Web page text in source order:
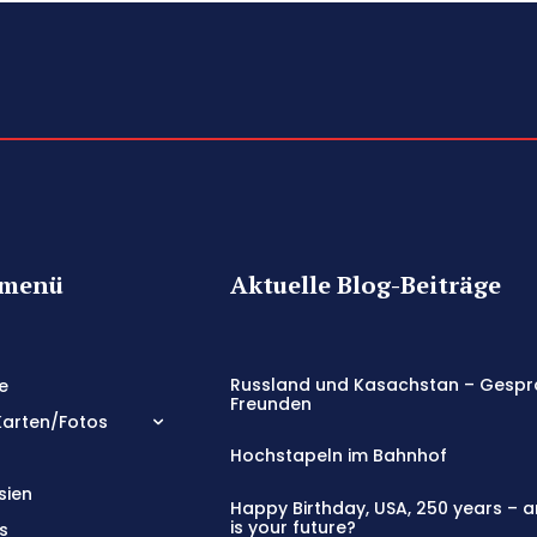
Fotos
Aktuelle Blog-Beiträge
Russland und Kasachstan –
Freunden
Hochstapeln im Bahnhof
Happy Birthday, USA, 250 years –
is your future?